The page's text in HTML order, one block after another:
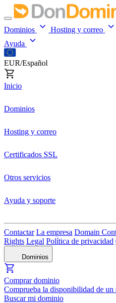
Dominios Hosting y correo
Ayuda
EUR/Español
Inicio
Dominios
Hosting y correo
Certificados SSL
Otros servicios
Ayuda y soporte
Contactar La empresa Domain
Rights Legal Política de privacidad
Dominios
Comprar dominio
Comprueba la disponibilidad de
Buscar mi dominio